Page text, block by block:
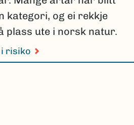
kategori, og ei rekkje
plass ute i norsk natur.
risiko